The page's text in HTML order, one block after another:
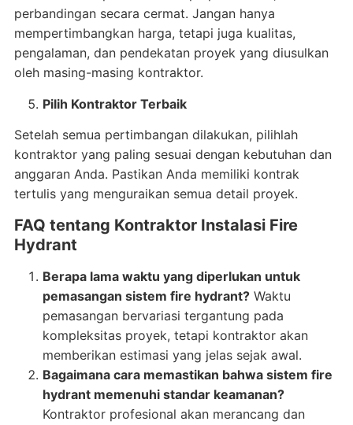
perbandingan secara cermat. Jangan hanya
mempertimbangkan harga, tetapi juga kualitas,
pengalaman, dan pendekatan proyek yang diusulkan
oleh masing-masing kontraktor.
Pilih Kontraktor Terbaik
Setelah semua pertimbangan dilakukan, pilihlah
kontraktor yang paling sesuai dengan kebutuhan dan
anggaran Anda. Pastikan Anda memiliki kontrak
tertulis yang menguraikan semua detail proyek.
FAQ tentang Kontraktor Instalasi Fire
Hydrant
Berapa lama waktu yang diperlukan untuk
pemasangan sistem fire hydrant?Waktu
pemasangan bervariasi tergantung pada
kompleksitas proyek, tetapi kontraktor akan
memberikan estimasi yang jelas sejak awal.
Bagaimana cara memastikan bahwa sistem fire
hydrant memenuhi standar keamanan?
Kontraktor profesional akan merancang dan